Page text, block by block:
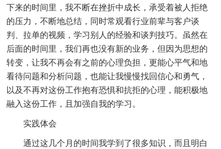
下来的时间里，我不断在挫折中成长，承受着被人拒绝
的压力，不断地总结，同时常观看行业前辈与客户谈
判、拉单的视频，学习别人的经验和谈判技巧。虽然在
后面的时间里，我们再也没有新的业务，但因为思想的
转变，让我不再会有之前的心理负担，更能心平气和地
看待问题和分析问题，也能让我慢慢找回信心和勇气，
以及不再对这份工作抱有恐惧和抗拒的心理，能积极地
融入这份工作，且加强自我的学习。
实践体会
通过这几个月的时间我学到了很多知识，而且明白